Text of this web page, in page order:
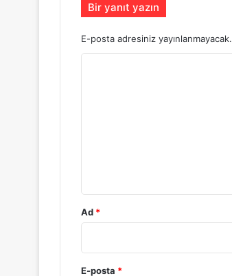
Bir yanıt yazın
E-posta adresiniz yayınlanmayacak.
Ad *
E-posta *